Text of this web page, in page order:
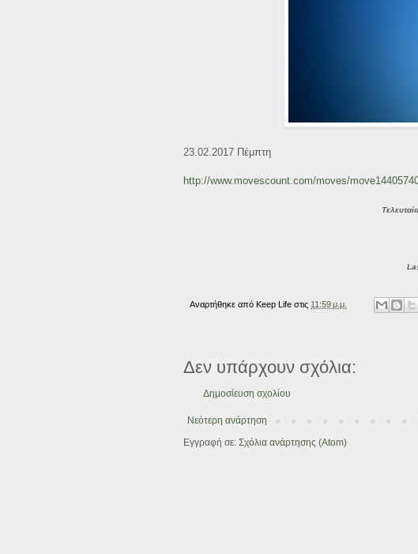
23.02.2017 Πέμπτη
http://www.movescount.com/moves/
Αναρτήθηκε από Keep Life στις 11:59 μ.μ.
Δεν υπάρχουν σχόλια:
Δημοσίευση σχολίου
Νεότερη ανάρτηση
Εγγραφή σε: Σχόλια ανάρτησης (Atom)